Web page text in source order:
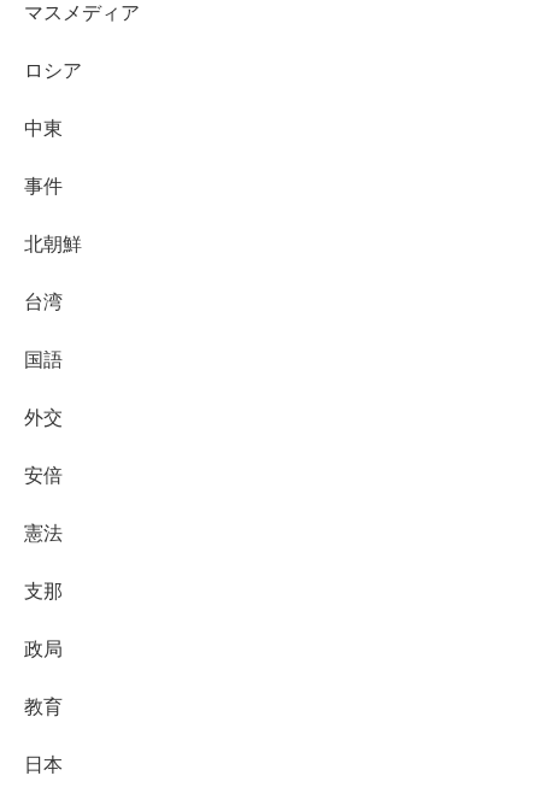
マスメディア
ロシア
中東
事件
北朝鮮
台湾
国語
外交
安倍
憲法
支那
政局
教育
日本